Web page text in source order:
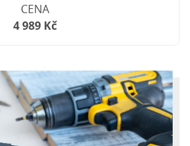
CENA
4 989 Kč